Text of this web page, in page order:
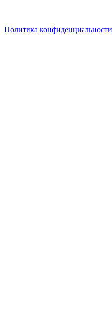
Политика конфиденциальности